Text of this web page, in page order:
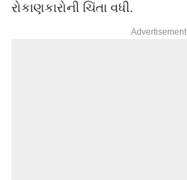
રોકાણકારોની ચિંતા વધી.
Advertisement